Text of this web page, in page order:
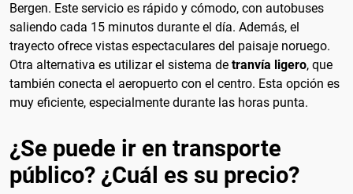
Bergen. Este servicio es rápido y cómodo, con autobuses
saliendo cada 15 minutos durante el día. Además, el
trayecto ofrece vistas espectaculares del paisaje noruego.
Otra alternativa es utilizar el sistema de tranvía ligero, que
también conecta el aeropuerto con el centro. Esta opción es
muy eficiente, especialmente durante las horas punta.
¿Se puede ir en transporte
público? ¿Cuál es su precio?